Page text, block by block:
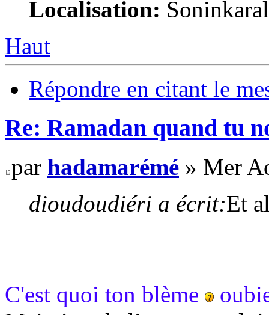
Localisation:
Haut
Répondre en citant le
Re: Ramadan quand tu
par hadamarémé » Mer
dioudoudiéri a écrit:Et
C'est quoi ton blème